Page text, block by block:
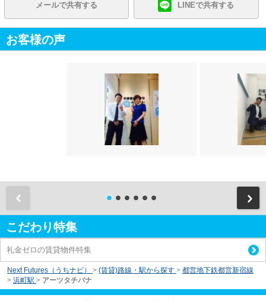
メールで共有する LINEで共有する
お客様の声
こだわり特集
礼金ゼロの賃貸物件特集
Next Futures（うちナビ） > (賃貸)路線・駅から探す > 都営地下鉄都営新宿線
> 浜町駅 > アーツタチバナ